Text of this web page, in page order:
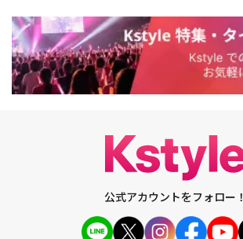
公式アカウントをフォロー！